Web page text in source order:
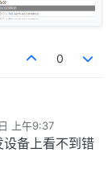
0
上午9:37
备上看不到错